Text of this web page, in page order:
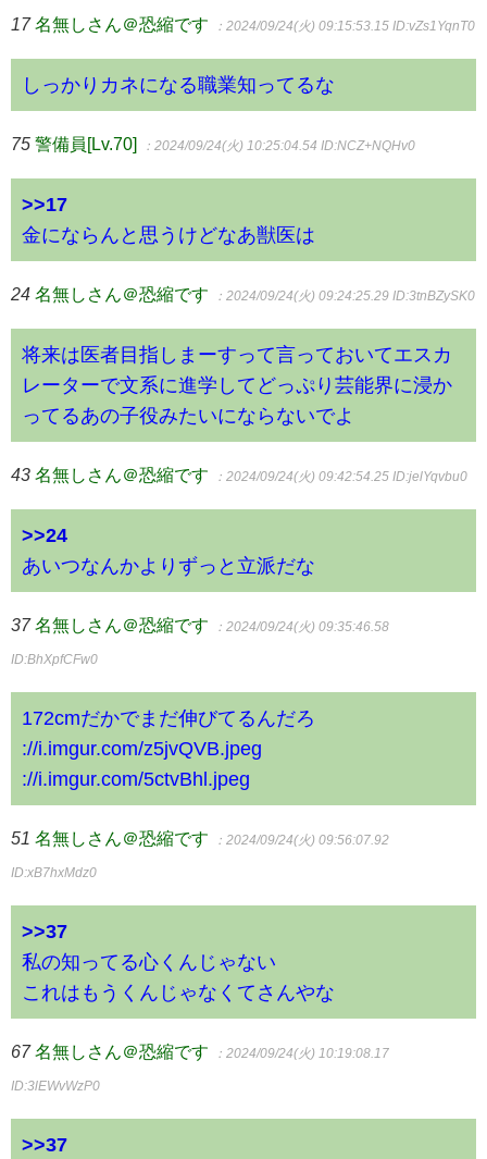
17 名無しさん＠恐縮です ：2024/09/24(火) 09:15:53.15 ID:vZs1YqnT0
しっかりカネになる職業知ってるな
75 警備員[Lv.70] ：2024/09/24(火) 10:25:04.54 ID:NCZ+NQHv0
>>17
金にならんと思うけどなあ獣医は
24 名無しさん＠恐縮です ：2024/09/24(火) 09:24:25.29 ID:3tnBZySK0
将来は医者目指しまーすって言っておいてエスカ
レーターで文系に進学してどっぷり芸能界に浸か
ってるあの子役みたいにならないでよ
43 名無しさん＠恐縮です ：2024/09/24(火) 09:42:54.25 ID:jelYqvbu0
>>24
あいつなんかよりずっと立派だな
37 名無しさん＠恐縮です ：2024/09/24(火) 09:35:46.58
ID:BhXpfCFw0
172cmだかでまだ伸びてるんだろ
://i.imgur.com/z5jvQVB.jpeg
://i.imgur.com/5ctvBhl.jpeg
51 名無しさん＠恐縮です ：2024/09/24(火) 09:56:07.92
ID:xB7hxMdz0
>>37
私の知ってる心くんじゃない
これはもうくんじゃなくてさんやな
67 名無しさん＠恐縮です ：2024/09/24(火) 10:19:08.17
ID:3lEWvWzP0
>>37